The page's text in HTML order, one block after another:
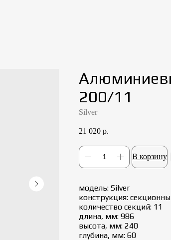
200/11
Silver
21 020 р.
В корзину
модель: Silver
конструкция:
количество секций: 11
длина, мм: 986
высота, мм: 240
глубина, мм: 60